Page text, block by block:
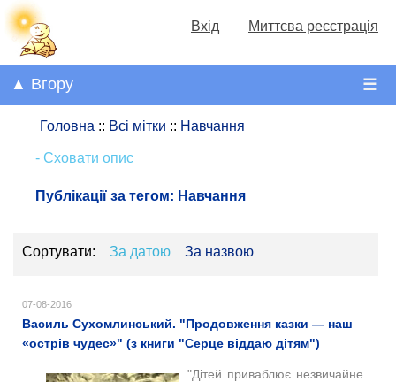
Вхід Миттєва реєстрація
☰
▲ Вгору
Головна :: Всі мітки :: Навчання
- Сховати опис
Публікації за тегом: Навчання
Сортувати: За датою За назвою
07-08-2016
Василь Сухомлинський. "Продовження казки — наш
«острів чудес»" (з книги "Серце віддаю дітям")
"Дітей приваблює незвичайне